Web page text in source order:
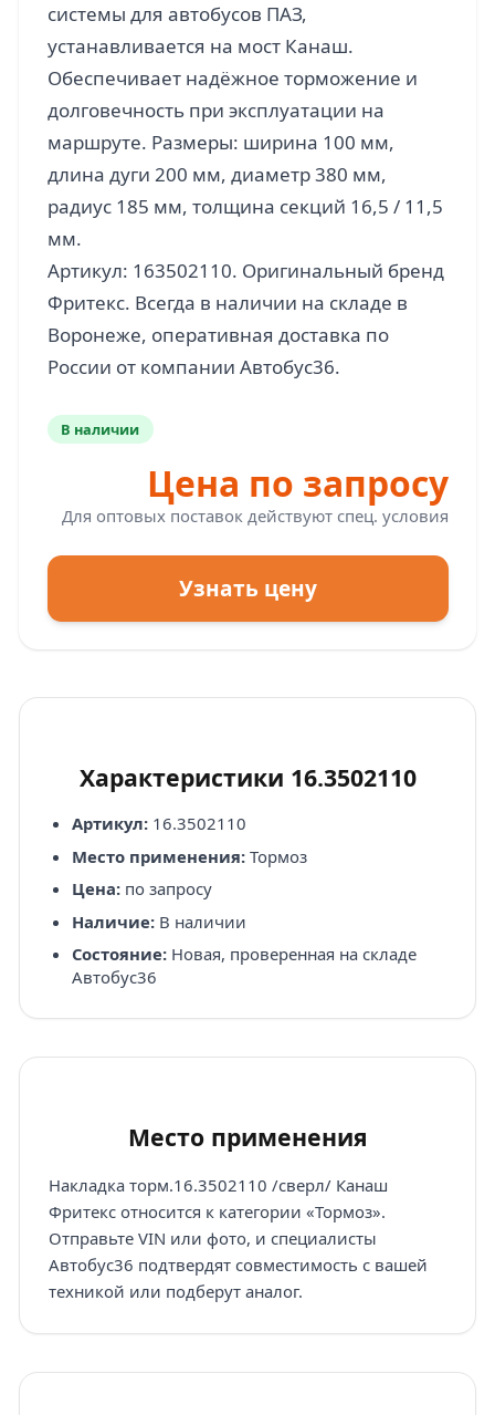
системы для автобусов ПАЗ,
устанавливается на мост Канаш.
Обеспечивает надёжное торможение и
долговечность при эксплуатации на
маршруте. Размеры: ширина 100 мм,
длина дуги 200 мм, диаметр 380 мм,
радиус 185 мм, толщина секций 16,5 / 11,5
мм.
Артикул: 163502110. Оригинальный бренд
Фритекс. Всегда в наличии на складе в
Воронеже, оперативная доставка по
В наличии
Цена по запросу
Для оптовых поставок действуют спец. условия
Узнать цену
Характеристики 16.3502110
Артикул:16.3502110
Место применения:Тормоз
Цена:по запросу
Наличие:В наличии
Состояние:Новая, проверенная на складе
Автобус36
Место применения
Накладка торм.16.3502110 /сверл/ Канаш
Фритекс относится к категории «Тормоз».
Отправьте VIN или фото, и специалисты
Автобус36 подтвердят совместимость с вашей
техникой или подберут аналог.